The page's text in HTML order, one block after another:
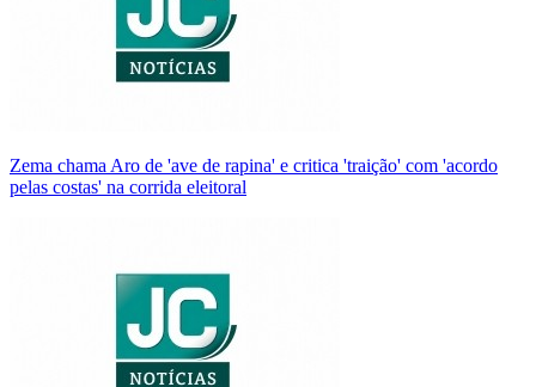
Zema chama Aro de 'ave de rapina' e critica 'traição' com 'acordo
pelas costas' na corrida eleitoral